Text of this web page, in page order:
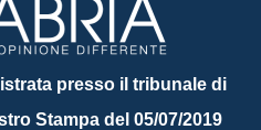
presso il tribunale di
Stampa del 05/07/2019